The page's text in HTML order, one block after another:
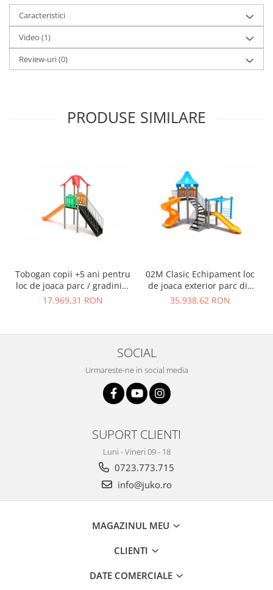
Caracteristici
Video (1)
Review-uri(0)
PRODUSE SIMILARE
Tobogan copii +5 ani pentru
loc de joaca parc / gradinita
- 01M
17.969,31 RON
02M Clasic Echipament loc
de joaca exterior parc din
metal cu Scara 2 Tobogane
35.938,62 RON
SOCIAL
Urmareste-ne in social media
SUPORT CLIENTI
Luni - Vineri 09 - 18
0723.773.715
info@juko.ro
MAGAZINUL MEU
CLIENTI
DATE COMERCIALE